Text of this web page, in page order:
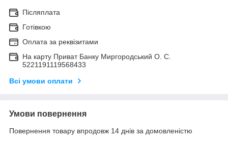
Післяплата
Готівкою
Оплата за реквізитами
На карту Приват Банку Миргородський О. С.
5221191119568433
Всі умови оплати
Умови повернення
Повернення товару впродовж 14 днів за домовленістю